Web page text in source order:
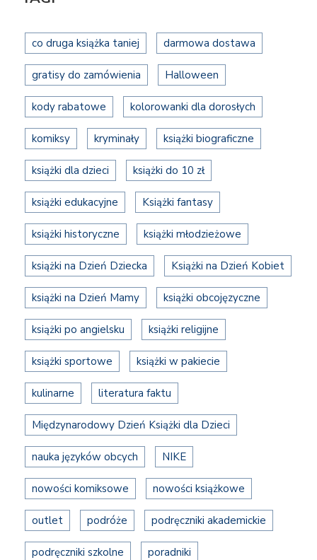
co druga książka taniej darmowa dostawa
gratisy do zamówienia Halloween
kody rabatowe kolorowanki dla dorosłych
komiksy kryminały książki biograficzne
książki dla dzieci książki do 10 zł
książki edukacyjne Książki fantasy
książki historyczne książki młodzieżowe
książki na Dzień Dziecka Książki na Dzień Kobiet
książki na Dzień Mamy książki obcojęzyczne
książki po angielsku książki religijne
książki sportowe książki w pakiecie
kulinarne literatura faktu
Międzynarodowy Dzień Książki dla Dzieci
nauka języków obcych NIKE
nowości komiksowe nowości książkowe
outlet podróże podręczniki akademickie
podręczniki szkolne poradniki